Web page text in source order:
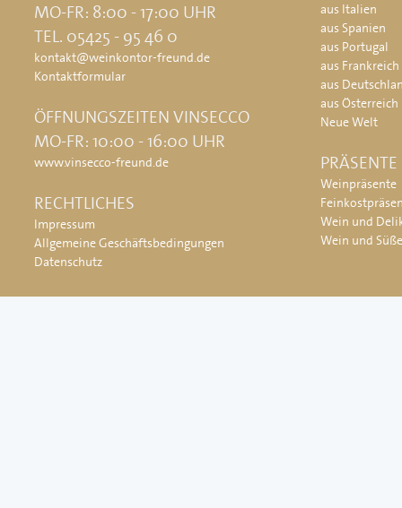
MO-FR: 8:00 - 17:00 UHR
TEL. 05425 - 95 46 0
kontakt@weinkontor-freund.de
Kontaktformular
ÖFFNUNGSZEITEN VINSECCO
MO-FR: 10:00 - 16:00 UHR
www.vinsecco-freund.de
RECHTLICHES
Impressum
Allgemeine Geschäftsbedingungen
Datenschutz
aus Italien
aus Spanien
aus Portugal
aus Frankreich
aus
aus Österreich
Neue Welt
PRÄSENTE
Weinpräsente
Wein und
Wein und